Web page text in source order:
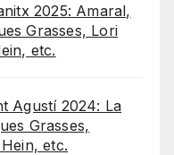
2025: Amaral,
Grasses, Lori
etc.
Agustí 2024: La
Grasses,
etc.